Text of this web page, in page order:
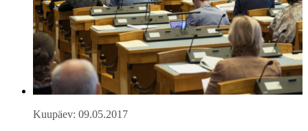
Kuupäev: 09.05.2017